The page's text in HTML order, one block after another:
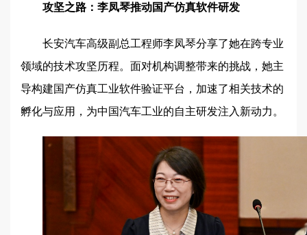
攻坚之路：李凤琴推动国产仿真软件研发
长安汽车高级副总工程师李凤琴分享了她在跨专业
领域的技术攻坚历程。面对机构调整带来的挑战，她主
导构建国产仿真工业软件验证平台，加速了相关技术的
孵化与应用，为中国汽车工业的自主研发注入新动力。